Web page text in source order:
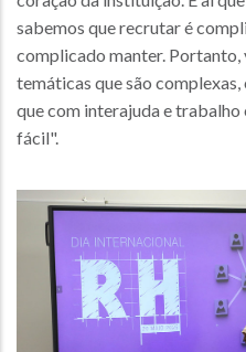
sabemos que recrutar é
complicado manter.
temáticas que são complexas,
que com interajuda e trabalho
fácil".